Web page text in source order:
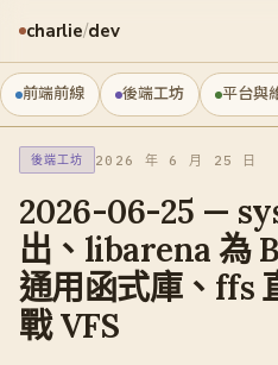
charlie/dev
前端前線 後端工坊 平台與
後端工坊 2026 年 6 月 25 日
2026-06-25 —
出、libarena 為
通用函式庫、ffs
戰 VFS